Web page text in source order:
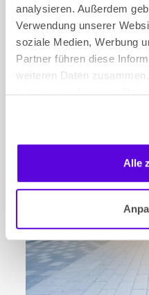
analysieren. Außerdem
Verwendung unserer
soziale Medien, Werbung
Partner führen diese
weiteren Daten
haben oder die sie im
Alle
Wir befähigen
digital effizienter,
erfolgreicher zu
diesen Worten auch
Ihnen Taten folgen zu